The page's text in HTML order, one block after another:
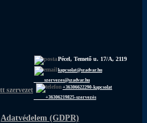
Pécel, Temető u. 17/A, 2119
kapcsolat@szadvar.hu
szervezes@szadvar.hu
+36306622290-kapcsolat
+36306219825-szervezés
Adatvédelem (GDPR)